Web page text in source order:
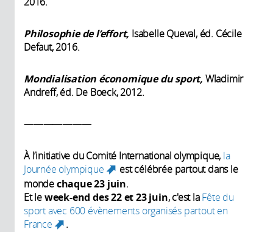
Philosophie de l’effort, Isabelle Queval, éd. Cécile
Defaut, 2016.
Mondialisation économique du sport, Wladimir
Andreff, éd. De Boeck, 2012.
———————
À l’initiative du Comité International olympique, la
Journée olympique
(link is external)
est célébrée partout dans le
mondechaque 23 juin.
Et leweek-end des 22 et 23 juin, c'est laFête du
sport avec 600 évènements organisés partout en
France
(link is external)
.